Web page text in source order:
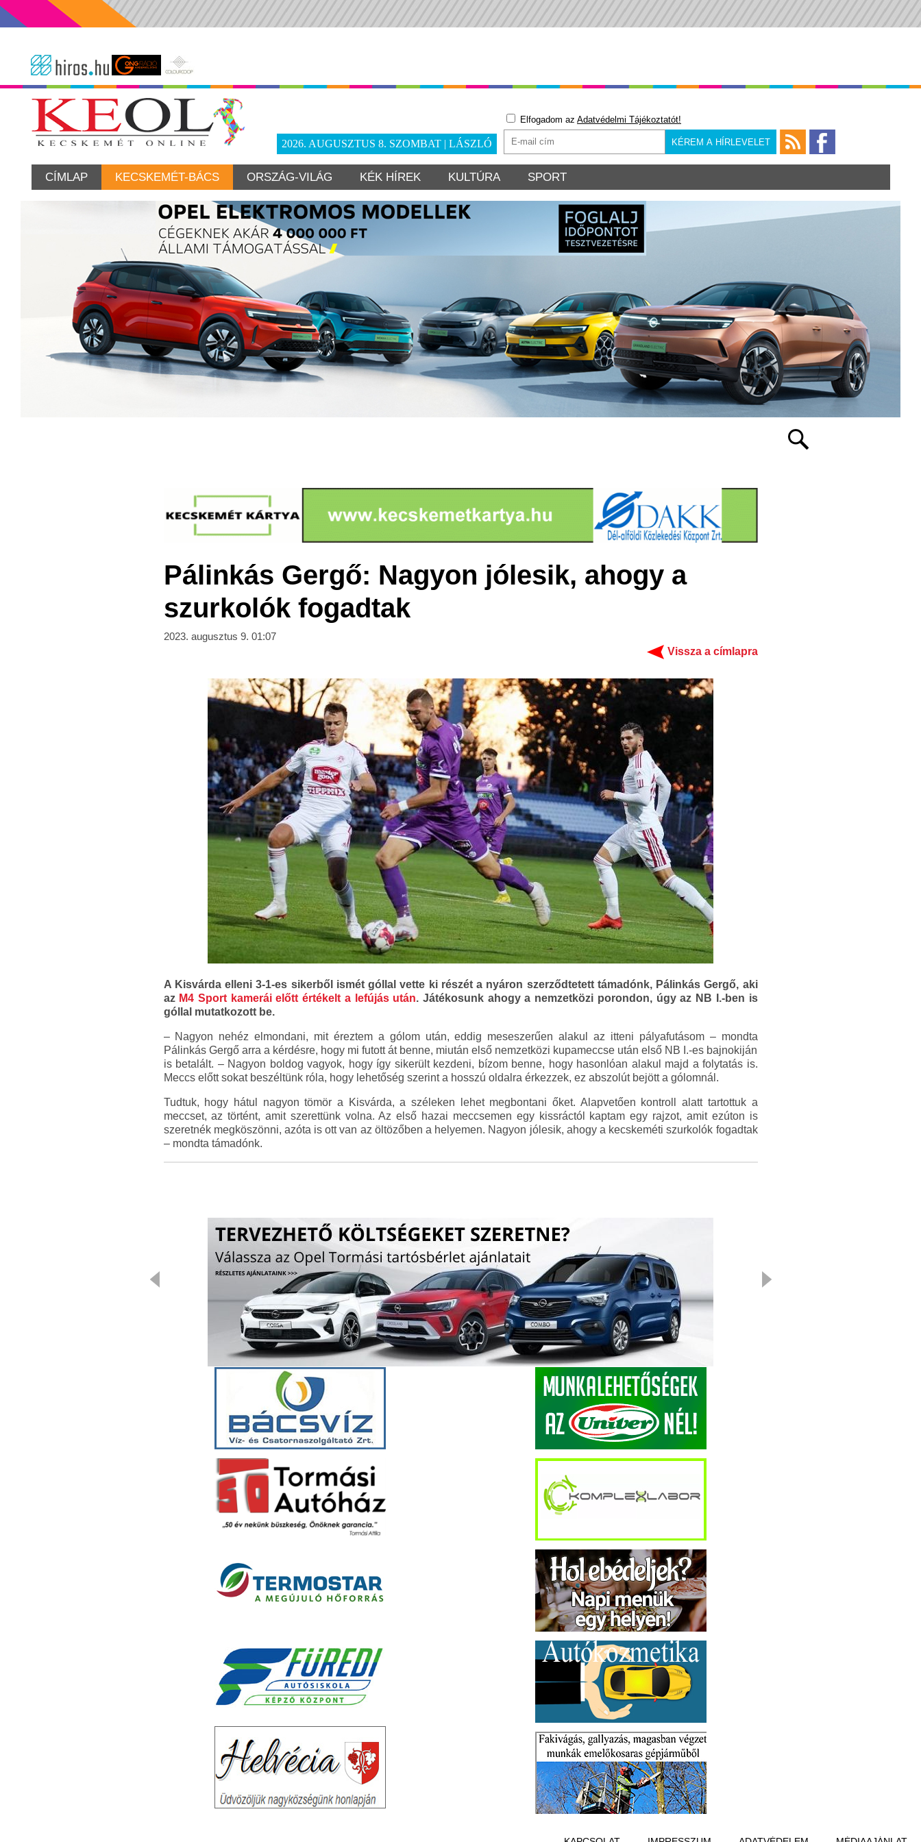
2026. AUGUSZTUS 8. SZOMBAT | LÁSZLÓ
Elfogadom az Adatvédelmi Tájékoztatót!
CÍMLAP KECSKEMÉT-BÁCS ORSZÁG-VILÁG KÉK HÍREK KULTÚRA SPORT
Pálinkás Gergő: Nagyon jólesik, ahogy a
szurkolók fogadtak
2023. augusztus 9. 01:07
Vissza a címlapra
A Kisvárda elleni 3-1-es sikerből ismét góllal vette ki részét a nyáron szerződtetett támadónk, Pálinkás Gergő, aki
az M4 Sport kamerái előtt értékelt a lefújás után. Játékosunk ahogy a nemzetközi porondon, úgy az NB I.-ben is
góllal mutatkozott be.
– Nagyon nehéz elmondani, mit éreztem a gólom után, eddig meseszerűen alakul az itteni pályafutásom – mondta
Pálinkás Gergő arra a kérdésre, hogy mi futott át benne, miután első nemzetközi kupameccse után első NB I.-es bajnokiján
is betalált. – Nagyon boldog vagyok, hogy így sikerült kezdeni, bízom benne, hogy hasonlóan alakul majd a folytatás is.
Meccs előtt sokat beszéltünk róla, hogy lehetőség szerint a hosszú oldalra érkezzek, ez abszolút bejött a gólomnál.
Tudtuk, hogy hátul nagyon tömör a Kisvárda, a széleken lehet megbontani őket. Alapvetően kontroll alatt tartottuk a
meccset, az történt, amit szerettünk volna. Az első hazai meccsemen egy kissráctól kaptam egy rajzot, amit ezúton is
szeretnék megköszönni, azóta is ott van az öltözőben a helyemen. Nagyon jólesik, ahogy a kecskeméti szurkolók fogadtak
– mondta támadónk.